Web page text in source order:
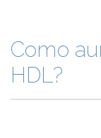
Como
HDL?